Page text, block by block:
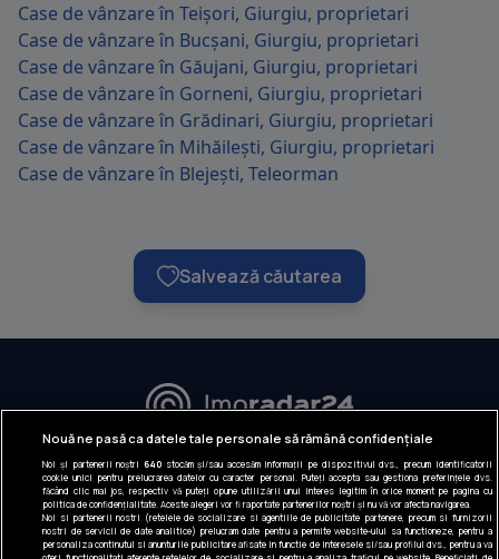
Case de vânzare în Teișori, Giurgiu, proprietari
Case de vânzare în Bucșani, Giurgiu, proprietari
Case de vânzare în Găujani, Giurgiu, proprietari
Case de vânzare în Gorneni, Giurgiu, proprietari
Case de vânzare în Grădinari, Giurgiu, proprietari
Case de vânzare în Mihăilești, Giurgiu, proprietari
Case de vânzare în Blejești, Teleorman
Salvează căutarea
URMĂREȘTE-NE:
INFORMAȚII COMPANIE
Despre noi
Gestionați preferințele
Nouă ne pasă ca datele tale personale să rămână confidențiale
Noi și partenerii noștri 640stocăm și/sau accesăm informații pe dispozitivul dvs., precum identificatorii
cookie unici pentru prelucrarea datelor cu caracter personal. Puteți accepta sau gestiona preferințele dvs.
făcând clic mai jos, respectiv vă puteți opune utilizării unui interes legitim în orice moment pe pagina cu
politica de confidențialitate. Aceste alegeri vor fi raportate partenerilor noștri și nu vă vor afecta navigarea.
Noi si partenerii nostri (retelele de socializare si agentiile de publicitate partenere, precum si furnizorii
nostri de servicii de date analitice) prelucram date pentru a permite website-ului sa functioneze, pentru a
personaliza continutul si anunturile publicitare afisate in functie de interesele si/sau profilul dvs., pentru a va